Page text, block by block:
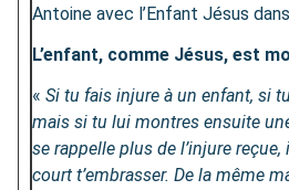
Antoine avec l’Enfant Jésus
L’enfant, comme Jésus, est
« Si tu fais injure à un enfant, si
mais si tu lui montres ensuite
se rappelle plus de l’injure
court t’embrasser. De la même